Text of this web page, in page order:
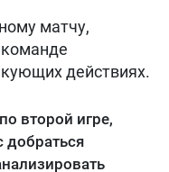
матчу,
команде
действиях.
второй игре,
добраться